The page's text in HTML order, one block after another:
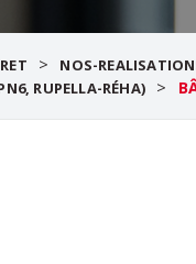
> NOS-
RUPELLA-RÉHA) >